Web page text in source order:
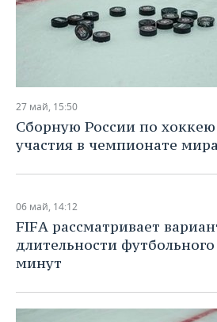
27 май, 15:50
Сборную России по
участия в чемпионате
06 май, 14:12
FIFA рассматривает
длительности
минут